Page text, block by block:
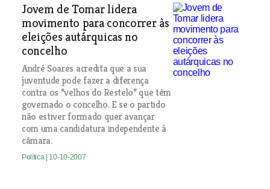
Jovem de Tomar lidera
movimento para concorrer às
eleições autárquicas no
concelho
André Soares acredita que a sua
juventude pode fazer a diferença
contra os “velhos do Restelo” que têm
governado o concelho. E se o partido
não estiver formado quer avançar
com uma candidatura independente à
câmara.
Política | 10-10-2007